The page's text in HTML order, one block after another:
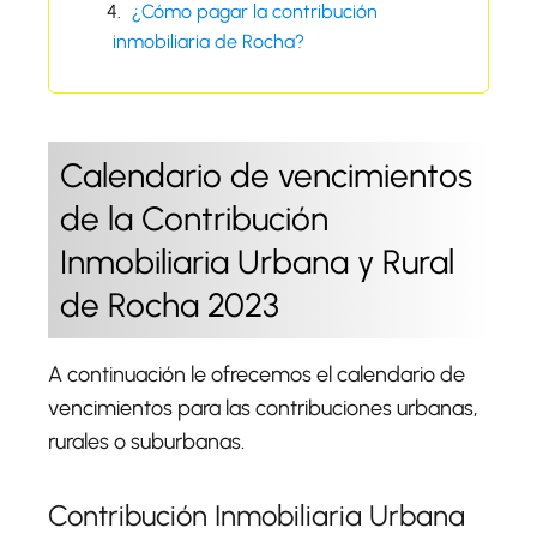
¿Cómo pagar la contribución
inmobiliaria de Rocha?
Calendario de vencimientos
de la Contribución
Inmobiliaria Urbana y Rural
de Rocha 2023
A continuación le ofrecemos el calendario de
vencimientos para las contribuciones urbanas,
rurales o suburbanas.
Contribución Inmobiliaria Urbana